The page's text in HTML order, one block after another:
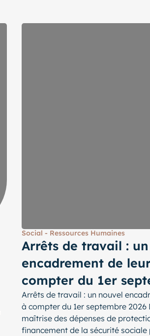
Social - Ressources Humaines
Arrêts de travail :
encadrement de
compter du 1er
Arrêts de travail : un nouvel
à compter du 1er septembre 2026
maîtrise des dépenses de
financement de la sécurité sociale